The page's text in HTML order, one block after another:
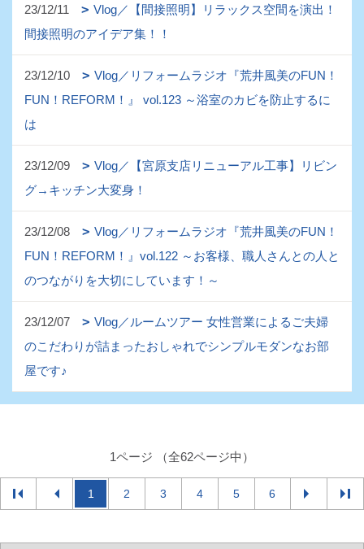
23/12/11
Vlog／【間接照明】リラックス空間を演出！
間接照明のアイデア集！！
23/12/10
Vlog／リフォームラジオ『荒井風美のFUN！
FUN！REFORM！』 vol.123 ～浴室のカビを防止するに
は
23/12/09
Vlog／【宮原支店リニューアル工事】リビン
グ→キッチン大変身！
23/12/08
Vlog／リフォームラジオ『荒井風美のFUN！
FUN！REFORM！』vol.122 ～お客様、職人さんとの人と
のつながりを大切にしています！～
23/12/07
Vlog／ルームツアー 女性営業によるご夫婦
のこだわりが詰まったおしゃれでシンプルモダンなお部
屋です♪
1ページ （全62ページ中）
1 2 3 4 5 6